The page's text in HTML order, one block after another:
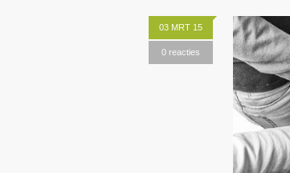
03 MRT 15
0 reacties